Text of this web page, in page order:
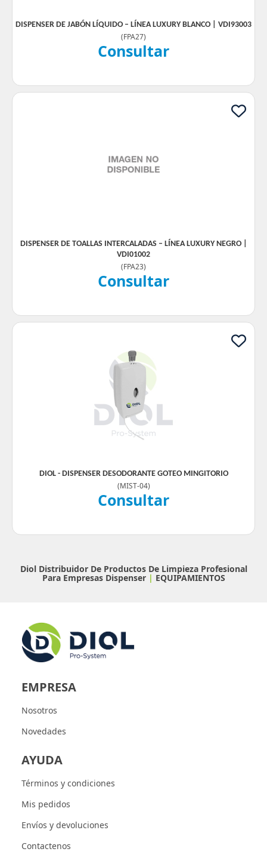
DISPENSER DE JABÓN LÍQUIDO – LÍNEA LUXURY BLANCO | VDI93003
(FPA27)
Consultar
DISPENSER DE TOALLAS INTERCALADAS – LÍNEA LUXURY NEGRO |
VDI01002
(FPA23)
Consultar
DIOL - DISPENSER DESODORANTE GOTEO MINGITORIO
(MIST-04)
Consultar
Diol Distribuidor De Productos De Limpieza Profesional
Para Empresas Dispenser| EQUIPAMIENTOS
EMPRESA
Nosotros
Novedades
AYUDA
Términos y condiciones
Mis pedidos
Envíos y devoluciones
Contactenos